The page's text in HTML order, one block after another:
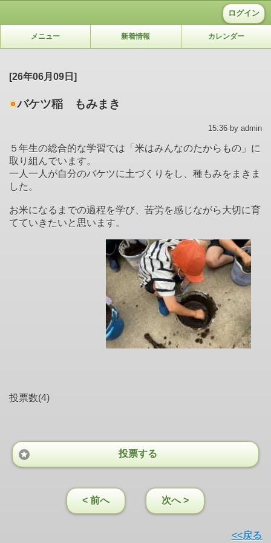
ログイン
メニュー 新着情報 カレンダー
[26年06月09日]
バケツ稲 もみまき
15:36 by admin
５年生の総合的な学習では「米はみんなのたからもの」に
取り組んでいます。
一人一人が自分のバケツに土づくりをし、種もみをまきま
した。
お米になるまでの過程を学び、苦労を感じながら大切に育
てていきたいと思います。
投票数(4)
投票する
< 前へ 次へ >
<<戻る